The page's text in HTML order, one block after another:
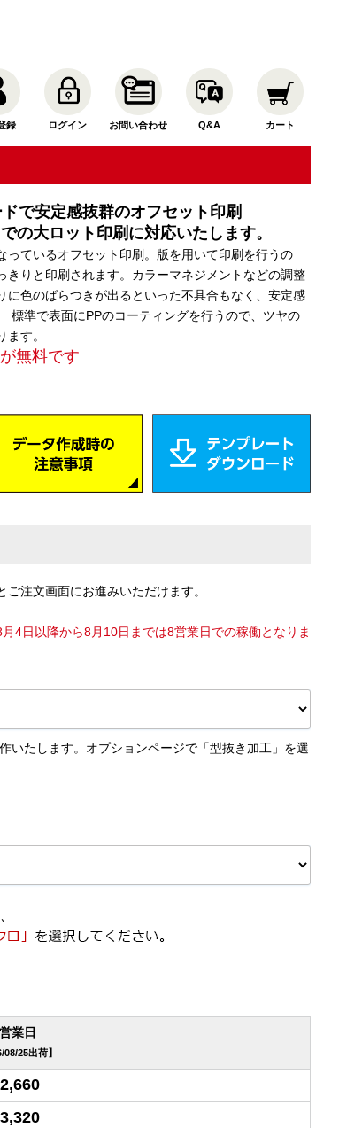
録 ログイン お問い合わせ Q&A カート
で安定感抜群のオフセット印刷
の大ロット印刷に対応いたします。
っているオフセット印刷。版を用いて印刷を行うの
きりと印刷されます。カラーマネジメントなどの調整
に色のばらつきが出るといった不具合もなく、安定感
標準で表面にPPのコーティングを行うので、ツヤの
す。
無料です
注文画面にお進みいただけます。
月4日以降から8月10日までは8営業日での稼働となりま
いたします。オプションページで「型抜き加工」を選
業日
08/25出荷
2,660
3,320